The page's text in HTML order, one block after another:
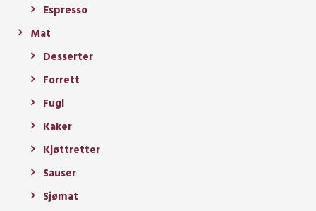
Espresso
Mat
Desserter
Forrett
Fugl
Kaker
Kjøttretter
Sauser
Sjømat